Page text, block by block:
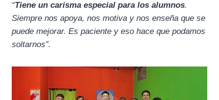
“Tiene un carisma especial para los alumnos.
Siempre nos apoya, nos motiva y nos enseña que se
puede mejorar. Es paciente y eso hace que podamos
soltarnos”.